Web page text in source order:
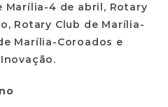
Marília-4 de abril, Rotary
Rotary Club de Marília-
Marília-Coroados e